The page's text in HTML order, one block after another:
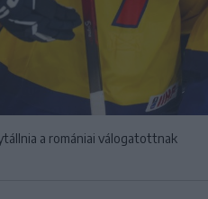
a romániai válogatottnak